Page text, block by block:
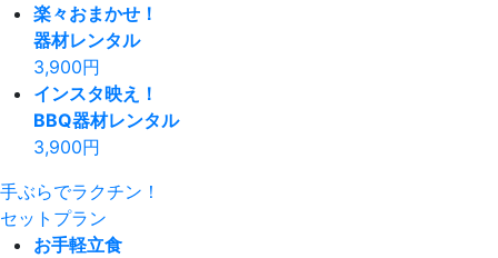
楽々おまかせ！
器材レンタル
3,900円
インスタ映え！
BBQ器材レンタル
3,900円
手ぶらでラクチン！
セットプラン
お手軽立食